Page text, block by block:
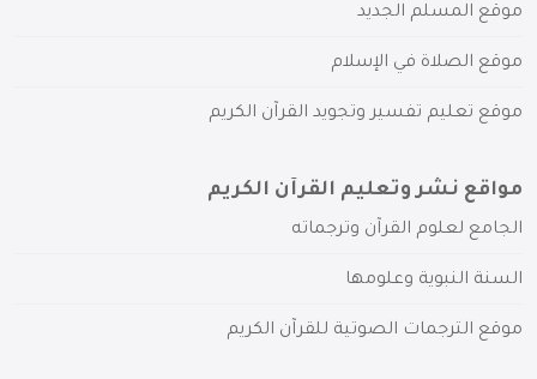
موقع المسلم الجديد
موقع الصلاة في الإسلام
موقع تعليم تفسير وتجويد القرآن الكريم
مواقع نشر وتعليم القرآن الكريم
الجامع لعلوم القرآن وترجماته
السنة النبوية وعلومها
موقع الترجمات الصوتية للقرآن الكريم